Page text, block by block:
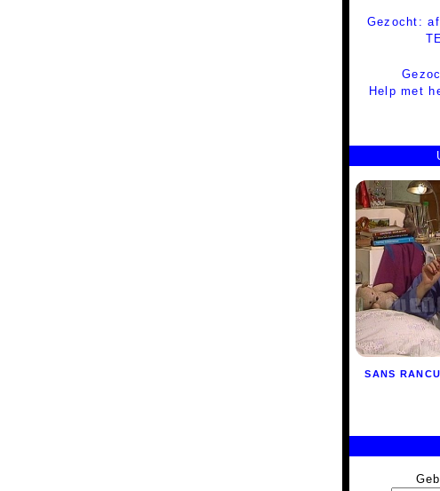
Gezocht:
Help met
SANS